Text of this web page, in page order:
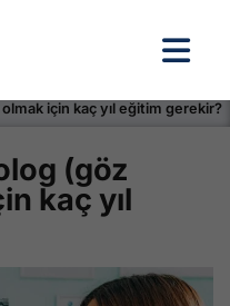
için kaç yıl eğitim gerekir?
(göz
kaç yıl